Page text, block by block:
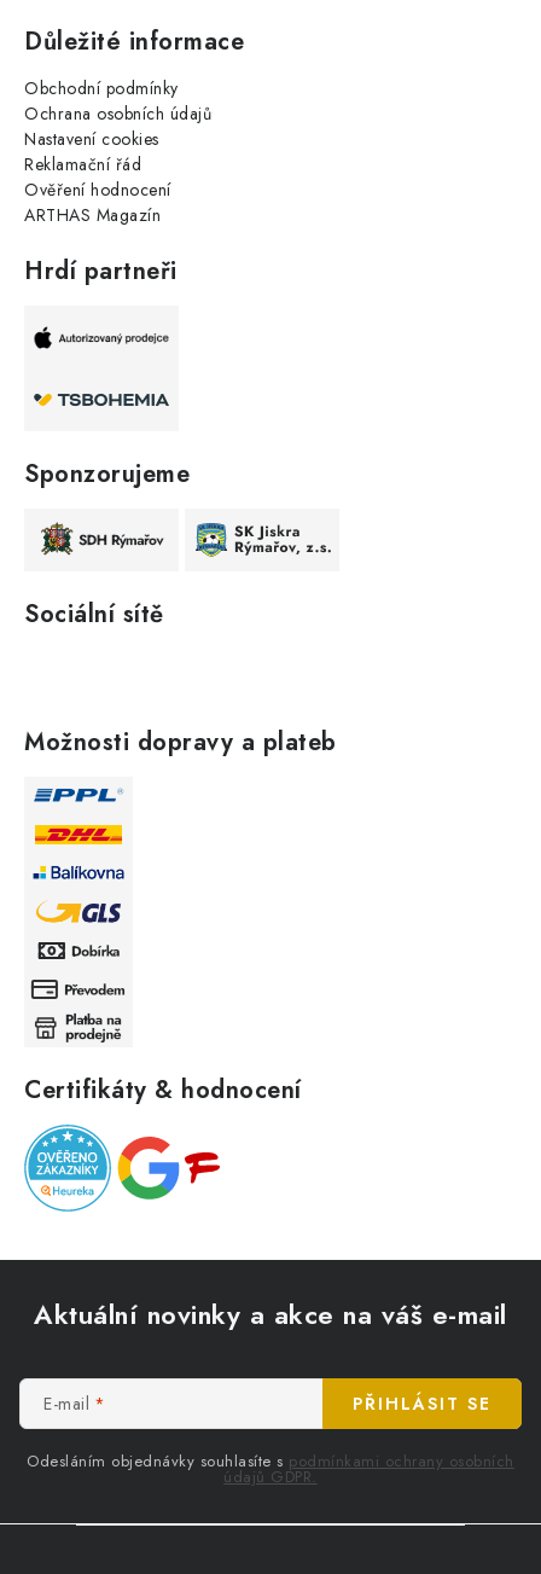
Důležité informace
Obchodní podmínky
Ochrana osobních údajů
Nastavení cookies
Reklamační řád
Ověření hodnocení
ARTHAS Magazín
Hrdí partneři
Sponzorujeme
Sociální sítě
Možnosti dopravy a plateb
Certifikáty & hodnocení
Aktuální novinky a akce na váš e-mail
E-mail
Odesláním objednávky souhlasíte s podmínkami ochrany osobních
údajů GDPR.
PŘIHLÁSIT SE